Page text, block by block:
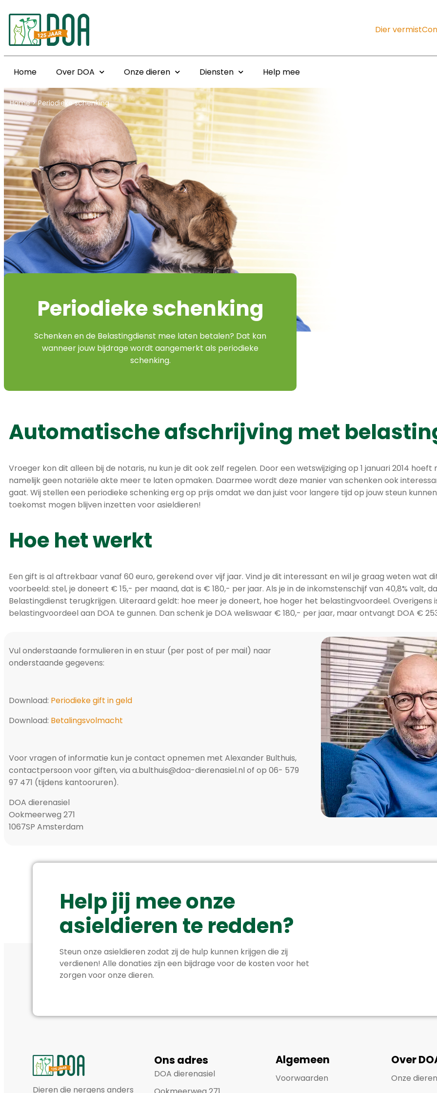
Dier vermist
Home Over DOA Onze dieren Diensten Help mee
Home>Periodieke schenking
Periodieke schenking
Schenken en de Belastingdienst mee laten betalen? Dat kan
wanneer jouw bijdrage wordt aangemerkt als periodieke
schenking.
Automatische afschrijving met
Vroeger kon dit alleen bij de notaris, nu kun je dit ook zelf regelen. Door een wetswijziging op 1 januari 2014
namelijk geen notariële akte meer te laten opmaken. Daarmee wordt deze manier van schenken ook
gaat. Wij stellen een periodieke schenking erg op prijs omdat we dan juist voor langere tijd op jouw steun
toekomst mogen blijven inzetten voor asieldieren!
Hoe het werkt
Een gift is al aftrekbaar vanaf 60 euro, gerekend over vijf jaar. Vind je dit interessant en wil je graag weten wat
voorbeeld: stel, je doneert € 15,- per maand, dat is € 180,- per jaar. Als je in de inkomstenschijf van 40,8% valt,
Belastingdienst terugkrijgen. Uiteraard geldt: hoe meer je doneert, hoe hoger het belastingvoordeel. Overigens
belastingvoordeel aan DOA te gunnen. Dan schenk je DOA weliswaar € 180,- per jaar, maar ontvangt DOA €
Vul onderstaande formulieren in en stuur (per post of per mail) naar
onderstaande gegevens:
Download: Periodieke gift in geld
Download: Betalingsvolmacht
Voor vragen of informatie kun je contact opnemen met Alexander Bulthuis,
contactpersoon voor giften, via a.bulthuis@doa-dierenasiel.nl of op 06- 579
97 471 (tijdens kantooruren).
DOA dierenasiel
Ookmeerweg 271
1067SP Amsterdam
Help jij mee onze
asieldieren te redden?
Steun onze asieldieren zodat zij de hulp kunnen krijgen die zij
verdienen! Alle donaties zijn een bijdrage voor de kosten voor het
zorgen voor onze dieren.
Dieren die nergens anders
Ons adres
DOA dierenasiel
Algemeen
Voorwaarden
Over
Onze dieren